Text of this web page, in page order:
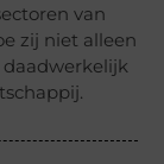
van
zij niet alleen
daadwerkelijk